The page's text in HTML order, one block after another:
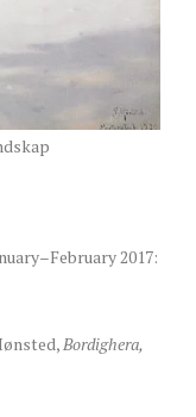
2017:
Bordighera,